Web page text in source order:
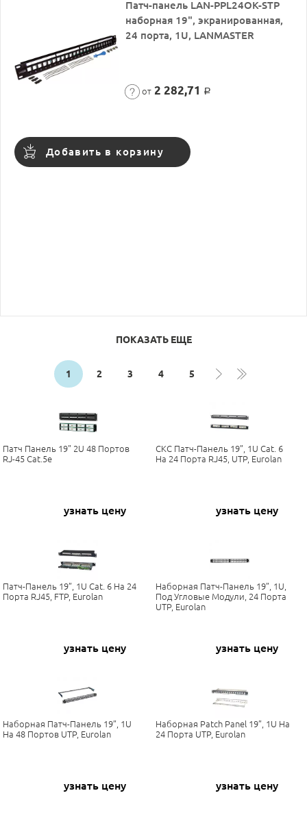
Патч-панель LAN-PPL24OK-STP
наборная 19", экранированная,
24 порта, 1U, LANMASTER
от 2 282,71 Р
Добавить в корзину
ПОКАЗАТЬ ЕЩЕ
1 2 3 4 5
Патч Панель 19" 2U 48 Портов
RJ-45 Cat.5e
узнать цену
СКС Патч-Панель 19”, 1U Cat. 6
На 24 Порта RJ45, UTP, Eurolan
узнать цену
Патч-Панель 19”, 1U Cat. 6 На 24
Порта RJ45, FTP, Eurolan
узнать цену
Наборная Патч-Панель 19”, 1U,
Под Угловые Модули, 24 Порта
UTP, Eurolan
узнать цену
Наборная Патч-Панель 19”, 1U
На 48 Портов UTP, Eurolan
узнать цену
Наборная Patch Panel 19”, 1U На
24 Порта UTP, Eurolan
узнать цену